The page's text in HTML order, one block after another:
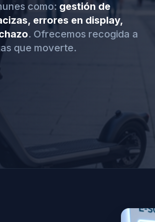
como: gestión de
errores en display,
. Ofrecemos recogida a
que moverte.